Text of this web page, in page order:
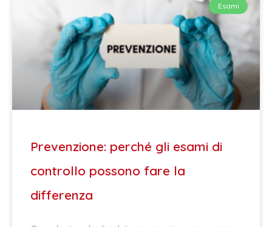
Esami
Prevenzione: perché gli esami di
controllo possono fare la
differenza